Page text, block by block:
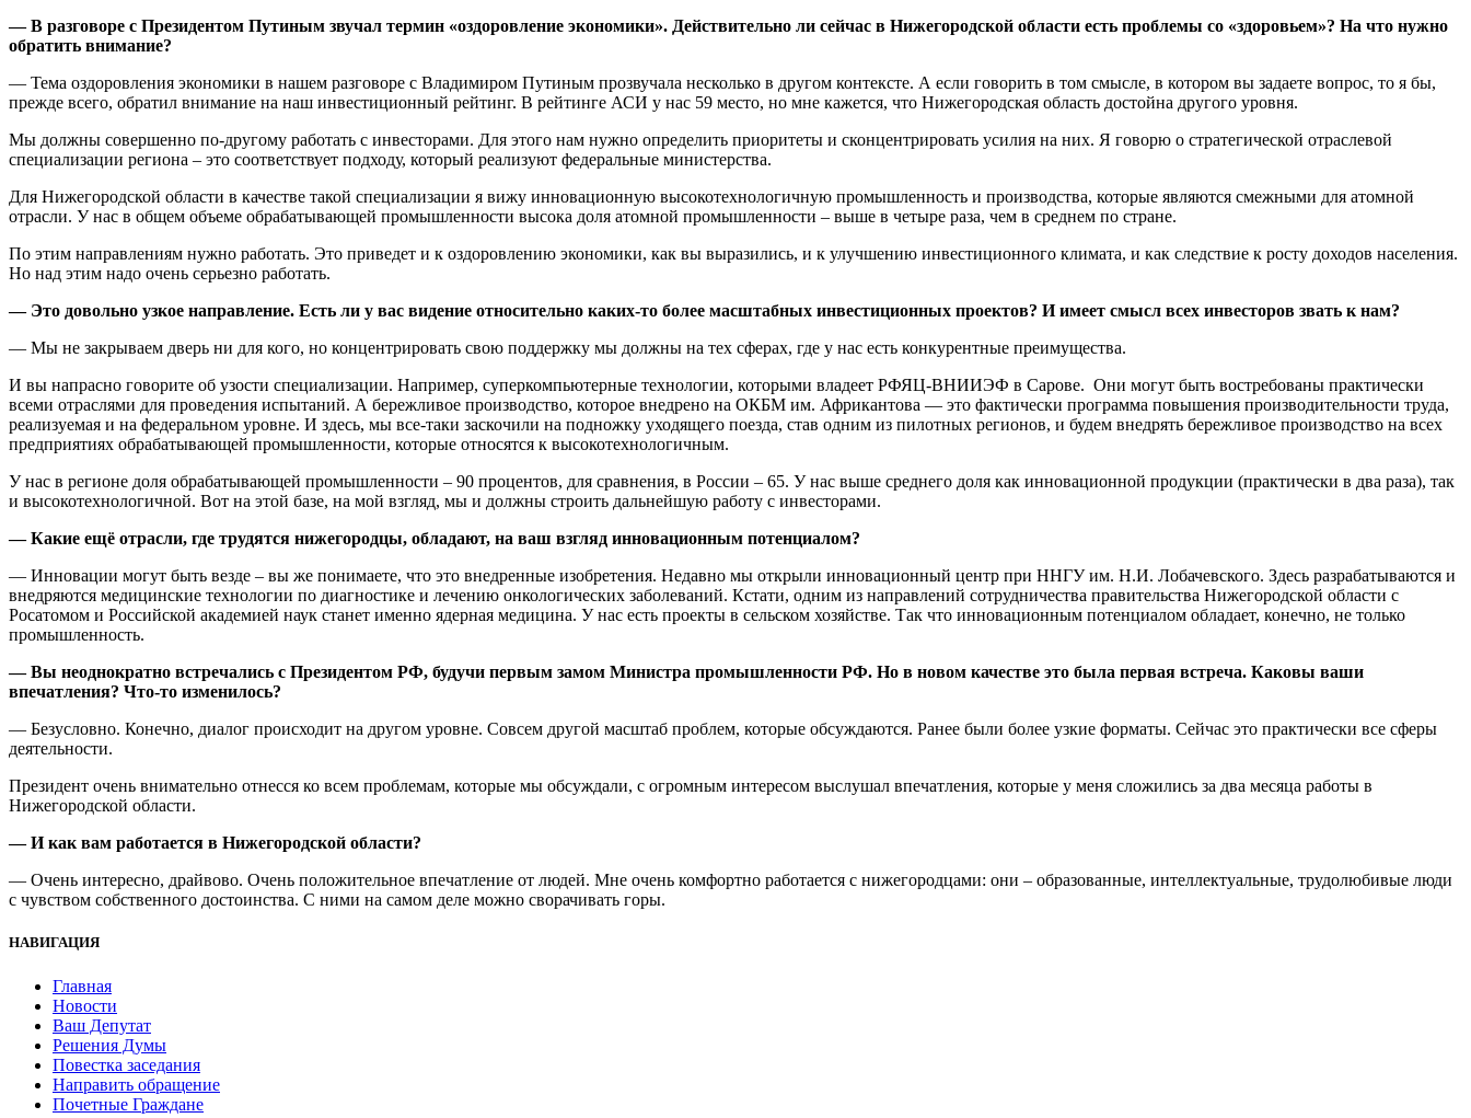
— В разговоре с Президентом Путиным звучал термин «оздоровление экономики». Действительно ли сейчас в Нижегородской области есть проблемы со «здоровьем»? На что нужно
обратить внимание?
— Тема оздоровления экономики в нашем разговоре с Владимиром Путиным прозвучала несколько в другом контексте. А если говорить в том смысле, в котором вы задаете вопрос, то я бы,
прежде всего, обратил внимание на наш инвестиционный рейтинг. В рейтинге АСИ у нас 59 место, но мне кажется, что Нижегородская область достойна другого уровня.
Мы должны совершенно по-другому работать с инвесторами. Для этого нам нужно определить приоритеты и сконцентрировать усилия на них. Я говорю о стратегической отраслевой
специализации региона – это соответствует подходу, который реализуют федеральные министерства.
Для Нижегородской области в качестве такой специализации я вижу инновационную высокотехнологичную промышленность и производства, которые являются смежными для атомной
отрасли. У нас в общем объеме обрабатывающей промышленности высока доля атомной промышленности – выше в четыре раза, чем в среднем по стране.
По этим направлениям нужно работать. Это приведет и к оздоровлению экономики, как вы выразились, и к улучшению инвестиционного климата, и как следствие к росту доходов населения.
Но над этим надо очень серьезно работать.
— Это довольно узкое направление. Есть ли у вас видение относительно каких-то более масштабных инвестиционных проектов? И имеет смысл всех инвесторов звать к нам?
— Мы не закрываем дверь ни для кого, но концентрировать свою поддержку мы должны на тех сферах, где у нас есть конкурентные преимущества.
И вы напрасно говорите об узости специализации. Например, суперкомпьютерные технологии, которыми владеет РФЯЦ-ВНИИЭФ в Сарове. Они могут быть востребованы практически
всеми отраслями для проведения испытаний. А бережливое производство, которое внедрено на ОКБМ им. Африкантова — это фактически программа повышения производительности труда,
реализуемая и на федеральном уровне. И здесь, мы все-таки заскочили на подножку уходящего поезда, став одним из пилотных регионов, и будем внедрять бережливое производство на всех
предприятиях обрабатывающей промышленности, которые относятся к высокотехнологичным.
У нас в регионе доля обрабатывающей промышленности – 90 процентов, для сравнения, в России – 65. У нас выше среднего доля как инновационной продукции (практически в два раза), так
и высокотехнологичной. Вот на этой базе, на мой взгляд, мы и должны строить дальнейшую работу с инвесторами.
— Какие ещё отрасли, где трудятся нижегородцы, обладают, на ваш взгляд инновационным потенциалом?
— Инновации могут быть везде – вы же понимаете, что это внедренные изобретения. Недавно мы открыли инновационный центр при ННГУ им. Н.И. Лобачевского. Здесь разрабатываются и
внедряются медицинские технологии по диагностике и лечению онкологических заболеваний. Кстати, одним из направлений сотрудничества правительства Нижегородской области с
Росатомом и Российской академией наук станет именно ядерная медицина. У нас есть проекты в сельском хозяйстве. Так что инновационным потенциалом обладает, конечно, не только
промышленность.
— Вы неоднократно встречались с Президентом РФ, будучи первым замом Министра промышленности РФ. Но в новом качестве это была первая встреча. Каковы ваши
впечатления? Что-то изменилось?
— Безусловно. Конечно, диалог происходит на другом уровне. Совсем другой масштаб проблем, которые обсуждаются. Ранее были более узкие форматы. Сейчас это практически все сферы
деятельности.
Президент очень внимательно отнесся ко всем проблемам, которые мы обсуждали, с огромным интересом выслушал впечатления, которые у меня сложились за два месяца работы в
Нижегородской области.
— И как вам работается в Нижегородской области?
— Очень интересно, драйвово. Очень положительное впечатление от людей. Мне очень комфортно работается с нижегородцами: они – образованные, интеллектуальные, трудолюбивые люди
с чувством собственного достоинства. С ними на самом деле можно сворачивать горы.
НАВИГАЦИЯ
Главная
Новости
Ваш Депутат
Решения Думы
Повестка заседания
Направить обращение
Почетные Граждане